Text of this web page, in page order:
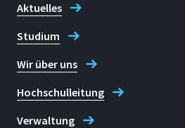
Aktuelles
Studium
Wir über uns
Hochschulleitung
Verwaltung